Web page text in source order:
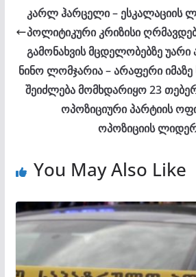
კარლ ჰარცელი – ესკალაციის
პოლიტიკური კრიზისი
გამონახვის მცდელობებზე უარი
ნინო ლომჯარია – არაფერი იმაზე
შეიძლება მომხდარიყო 23
ოპოზიციური პარტიის
ოპოზიციის
You May Also Like